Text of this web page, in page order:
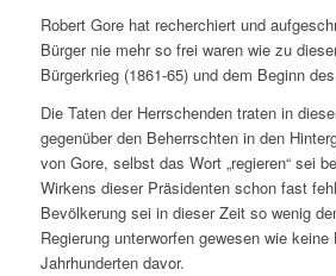
Robert Gore hat recherchiert und
Bürger nie mehr so frei waren wie zu
Bürgerkrieg (1861-65) und dem Beginn
Die Taten der Herrschenden traten in
gegenüber den Beherrschten in den
von Gore, selbst das Wort „regieren“ sei
Wirkens dieser Präsidenten schon fast
Bevölkerung sei in dieser Zeit so wenig
Regierung unterworfen gewesen wie
Jahrhunderten davor.